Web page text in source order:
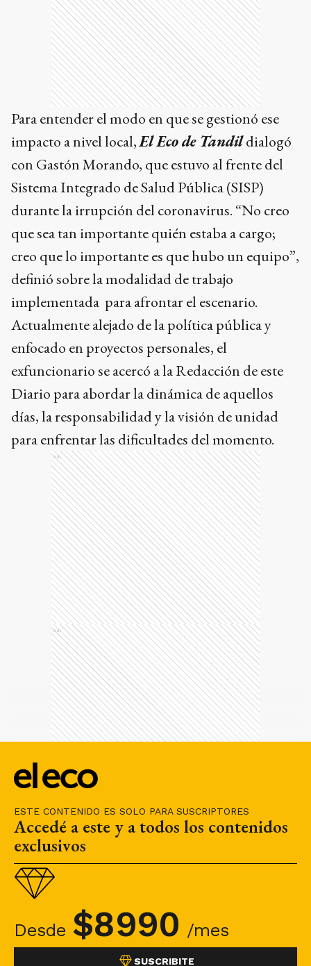
ESTE CONTENIDO ES SOLO PARA SUSCRIPTORES
Accedé a este y a todos los contenidos
exclusivos
Desde $8990 /mes
SUSCRIBITE
Para entender el modo en que se gestionó ese
impacto a nivel local,El Eco de Tandildialogó
con Gastón Morando, que estuvo al frente del
Sistema Integrado de Salud Pública (SISP)
durante la irrupción del coronavirus. “No creo
que sea tan importante quién estaba a cargo;
creo que lo importante es que hubo un equipo”,
definió sobre la modalidad de trabajo
implementada para afrontar el escenario.
Actualmente alejado de la política pública y
enfocado en proyectos personales, el
exfuncionario se acercó a la Redacción de este
Diario para abordar la dinámica de aquellos
días, la responsabilidad y la visión de unidad
para enfrentar las dificultades del momento.
Ads
Ads